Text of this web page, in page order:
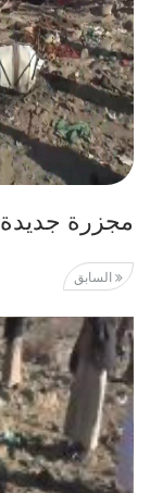
مجزرة جديدة
السابق